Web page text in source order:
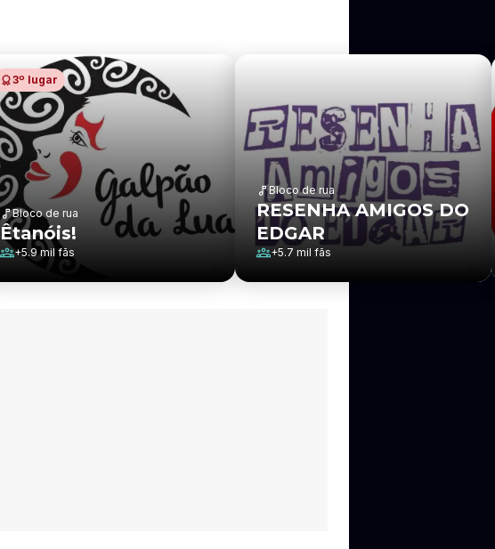
3º lugar
Bloco de rua
Êtanóis!
+5.9 mil fãs
Bloco de rua
RESENHA AMIGOS DO
EDGAR
+5.7 mil fãs